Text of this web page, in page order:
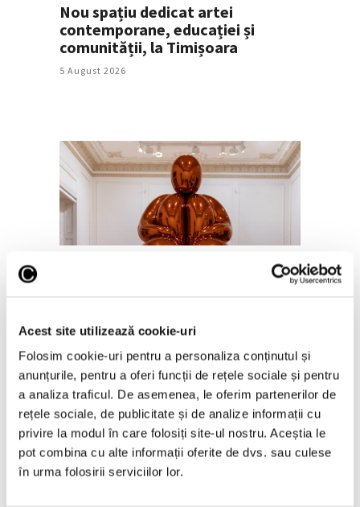
Acest site utilizează cookie-uri
Folosim cookie-uri pentru a personaliza conținutul și
anunțurile, pentru a oferi funcții de rețele sociale și pentru
a analiza traficul. De asemenea, le oferim partenerilor de
rețele sociale, de publicitate și de analize informații cu
privire la modul în care folosiți site-ul nostru. Aceștia le
pot combina cu alte informații oferite de dvs. sau culese
în urma folosirii serviciilor lor.
Nou spațiu dedicat artei
contemporane, educației și
comunității, la Timișoara
5 August 2026
Articole recente
Operele lui Pollock și
Rothko contribuie la